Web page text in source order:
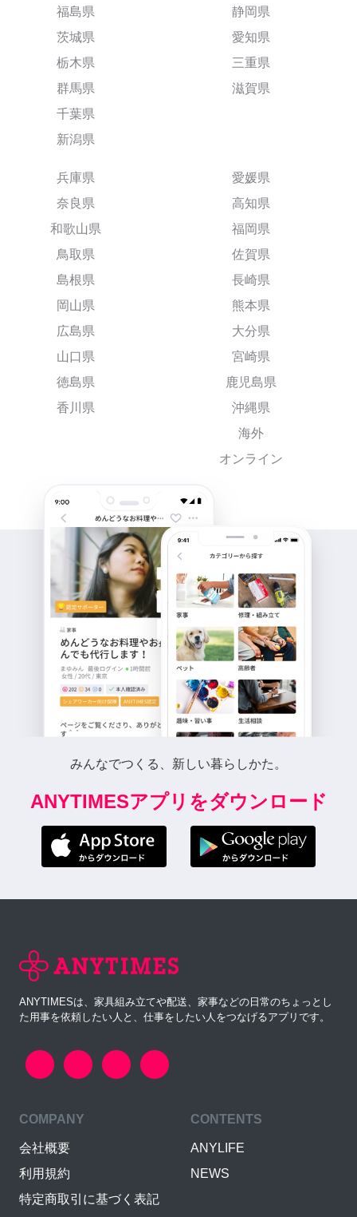
福島県
茨城県
栃木県
群馬県
千葉県
新潟県
静岡県
愛知県
三重県
滋賀県
兵庫県
奈良県
和歌山県
鳥取県
島根県
岡山県
広島県
山口県
徳島県
香川県
愛媛県
高知県
福岡県
佐賀県
長崎県
熊本県
大分県
宮崎県
鹿児島県
沖縄県
海外
オンライン
みんなでつくる、新しい暮らしかた。
ANYTIMESアプリをダウンロード
ANYTIMESは、家具組み立てや配送、家事などの日常のちょっとし
た用事を依頼したい人と、仕事をしたい人をつなげるアプリです。
COMPANY
会社概要
利用規約
特定商取引に基づく表記
CONTENTS
ANYLIFE
NEWS